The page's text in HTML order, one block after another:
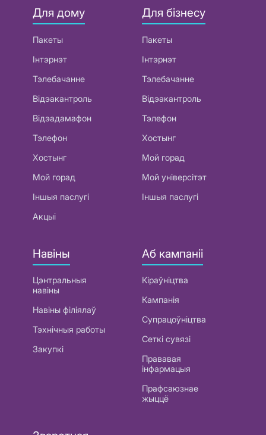
Для дому
Пакеты
Інтэрнэт
Тэлебачанне
Відэакантроль
Відэадамафон
Тэлефон
Хостынг
Мой горад
Іншыя паслугі
Акцыі
Для бізнесу
Пакеты
Інтэрнэт
Тэлебачанне
Відэакантроль
Тэлефон
Хостынг
Мой горад
Мой універсітэт
Іншыя паслугі
Навіны
Цэнтральныя
навіны
Навіны філіялаў
Тэхнічныя работы
Закупкі
Аб кампаніі
Кіраўніцтва
Кампанія
Супрацоўніцтва
Сеткі сувязі
Прававая
інфармацыя
Прафсаюзнае
жыццё